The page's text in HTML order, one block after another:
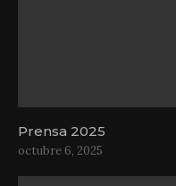
Prensa 2025
octubre 6, 2025